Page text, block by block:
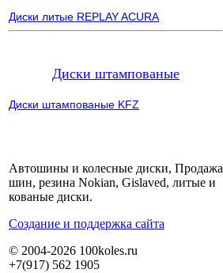
Диски литые REPLAY ACURA
Диски штампованые
Диски штампованые KFZ
Автошины и колесные диски, Продажа
шин, резина Nokian, Gislaved, литые и
кованые диски.
Cоздание и поддержка сайта
© 2004-2026 100koles.ru
+7(917) 562 1905